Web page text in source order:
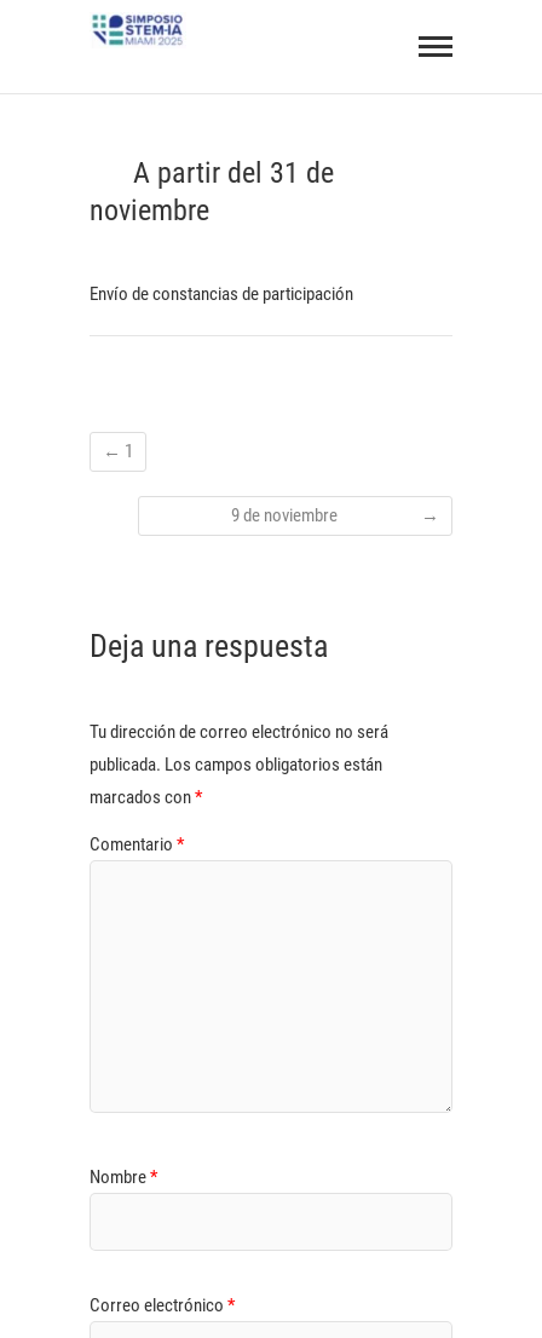
STEM BIU 2025
⠀⠀A partir del 31 de
noviembre⠀⠀⠀
Envío de constancias de participación
← 1
⠀⠀⠀⠀⠀⠀9 de noviembre⠀⠀⠀⠀⠀⠀ →
Deja una respuesta
Tu dirección de correo electrónico no será
publicada. Los campos obligatorios están
marcados con*
Comentario *
Nombre*
Correo electrónico *